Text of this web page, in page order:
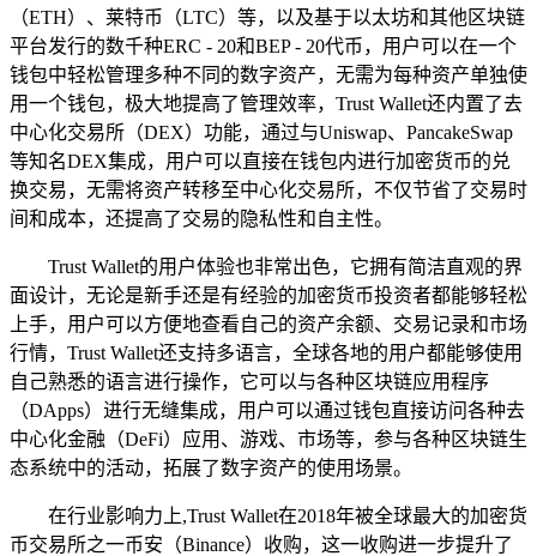
（ETH）、莱特币（LTC）等，以及基于以太坊和其他区块链
平台发行的数千种ERC - 20和BEP - 20代币，用户可以在一个
钱包中轻松管理多种不同的数字资产，无需为每种资产单独使
用一个钱包，极大地提高了管理效率，Trust Wallet还内置了去
中心化交易所（DEX）功能，通过与Uniswap、PancakeSwap
等知名DEX集成，用户可以直接在钱包内进行加密货币的兑
换交易，无需将资产转移至中心化交易所，不仅节省了交易时
间和成本，还提高了交易的隐私性和自主性。
Trust Wallet的用户体验也非常出色，它拥有简洁直观的界
面设计，无论是新手还是有经验的加密货币投资者都能够轻松
上手，用户可以方便地查看自己的资产余额、交易记录和市场
行情，Trust Wallet还支持多语言，全球各地的用户都能够使用
自己熟悉的语言进行操作，它可以与各种区块链应用程序
（DApps）进行无缝集成，用户可以通过钱包直接访问各种去
中心化金融（DeFi）应用、游戏、市场等，参与各种区块链生
态系统中的活动，拓展了数字资产的使用场景。
在行业影响力上,Trust Wallet在2018年被全球最大的加密货
币交易所之一币安（Binance）收购，这一收购进一步提升了